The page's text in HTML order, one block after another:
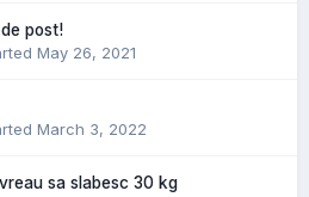
post!
May 26, 2021
March 3, 2022
sa slabesc 30 kg